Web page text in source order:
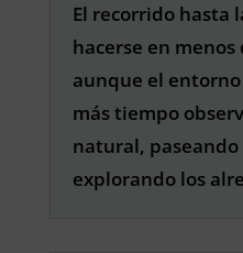
El recorrido hasta
hacerse en
aunque el
más tiempo
natural,
explorando los